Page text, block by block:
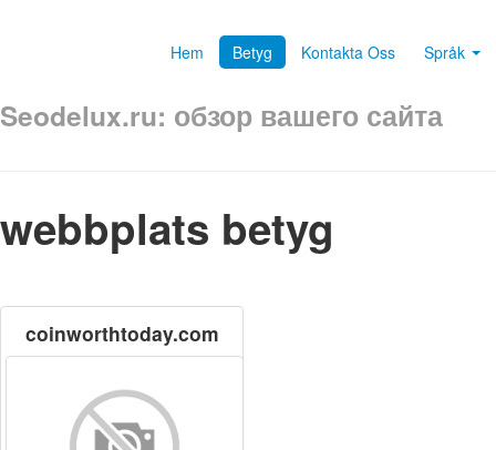
Hem Betyg Kontakta Oss Språk
Seodelux.ru: обзор вашего сайта
webbplats betyg
coinworthtoday.com